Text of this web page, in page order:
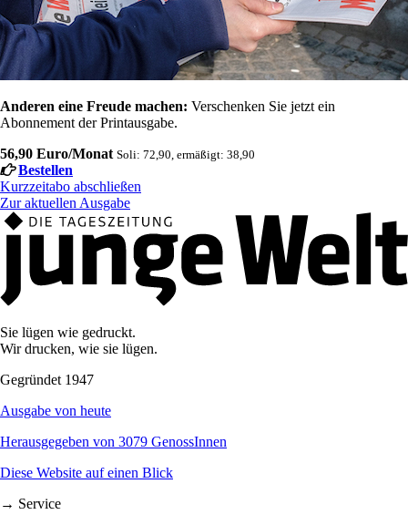
Anderen eine Freude machen: Verschenken Sie jetzt ein
Abonnement der Printausgabe.
56,90 Euro/Monat Soli: 72,90, ermäßigt: 38,90
Bestellen
Kurzzeitabo abschließen
Zur aktuellen Ausgabe
Sie lügen wie gedruckt.
Wir drucken, wie sie lügen.
Gegründet 1947
Ausgabe von heute
Herausgegeben von 3079 GenossInnen
Diese Website auf einen Blick
→ Service